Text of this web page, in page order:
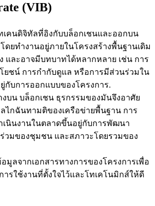
เป็นหลักประกัน
าย
เดอร์ชั้นนำ
(VIB)
ทเคนดิจิทัลที่อิงกับบล็อกเชนและออกบน
ดยทำงานอยู่ภายในโครงสร้างพื้นฐานเดิม
และอาจมีบทบาทได้หลากหลาย เช่น การ
ยชน์ การกำกับดูแล หรือการมีส่วนร่วมใน
กับการออกแบบของโครงการ.
บน บล็อกเชน ธุรกรรมของมันจึงอาศัย
ไกฉันทามติของเครือข่ายพื้นฐาน การ
เนินงานในตลาดขึ้นอยู่กับการพัฒนา
วมของชุมชน และสภาวะโดยรวมของ
ลจากเอกสารทางการของโครงการเพื่อ
รใช้งานที่ตั้งใจไว้และโทเคโนมิกส์ให้ดี